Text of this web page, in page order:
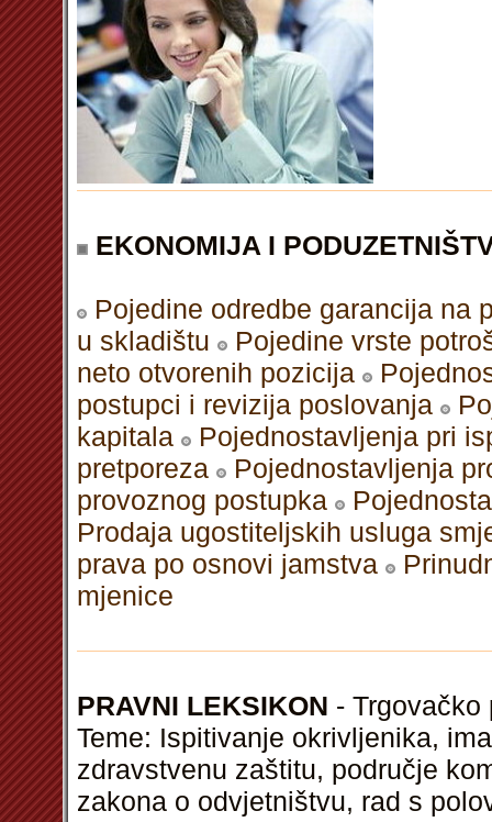
EKONOMIJA I
Pojedine odredbe garancija na
u skladištu
Pojedine vrste
neto otvorenih pozicija
postupci i revizija poslovanja
kapitala
Pojednostavljenja pri
pretporeza
Pojednostavljenja
provoznog postupka
Prodaja ugostiteljskih usluga
prava po osnovi jamstva
mjenice
PRAVNI LEKSIKON - Trgovačko
Teme: Ispitivanje okrivljenika,
zdravstvenu zaštitu, područje
zakona o odvjetništvu, rad s